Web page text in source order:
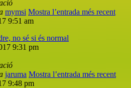
mymsi Mostra l’entrada més recent
9:51 am
no sé si és normal
9:31 pm
jaruma Mostra l’entrada més recent
9:48 pm